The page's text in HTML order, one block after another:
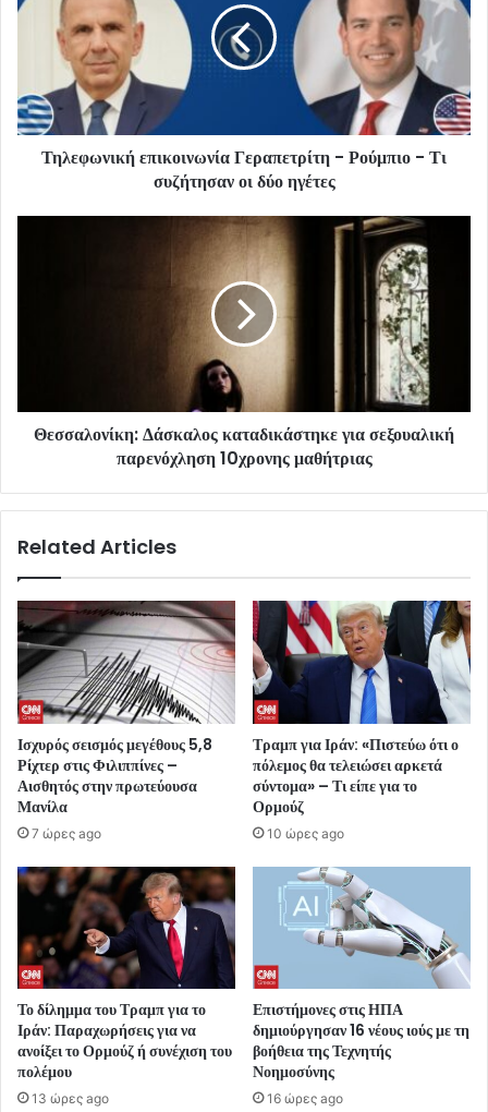
Τηλεφωνική επικοινωνία Γεραπετρίτη - Ρούμπιο - Τι
συζήτησαν οι δύο ηγέτες
Θεσσαλονίκη: Δάσκαλος καταδικάστηκε για σεξουαλική
παρενόχληση 10χρονης μαθήτριας
Related Articles
Ισχυρός σεισμός μεγέθους 5,8
Ρίχτερ στις Φιλιππίνες –
Αισθητός στην πρωτεύουσα
Μανίλα
7 ώρες ago
Τραμπ για Ιράν: «Πιστεύω ότι ο
πόλεμος θα τελειώσει αρκετά
σύντομα» – Τι είπε για το
Ορμούζ
10 ώρες ago
Το δίλημμα του Τραμπ για το
Ιράν: Παραχωρήσεις για να
ανοίξει το Ορμούζ ή συνέχιση του
πολέμου
13 ώρες ago
Επιστήμονες στις ΗΠΑ
δημιούργησαν 16 νέους ιούς με τη
βοήθεια της Τεχνητής
Νοημοσύνης
16 ώρες ago